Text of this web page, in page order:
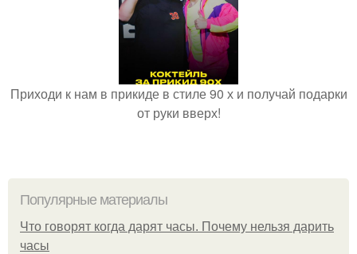
Приходи к нам в прикиде в стиле 90 х и получай подарки
от руки вверх!
Популярные материалы
Что говорят когда дарят часы. Почему нельзя дарить
часы